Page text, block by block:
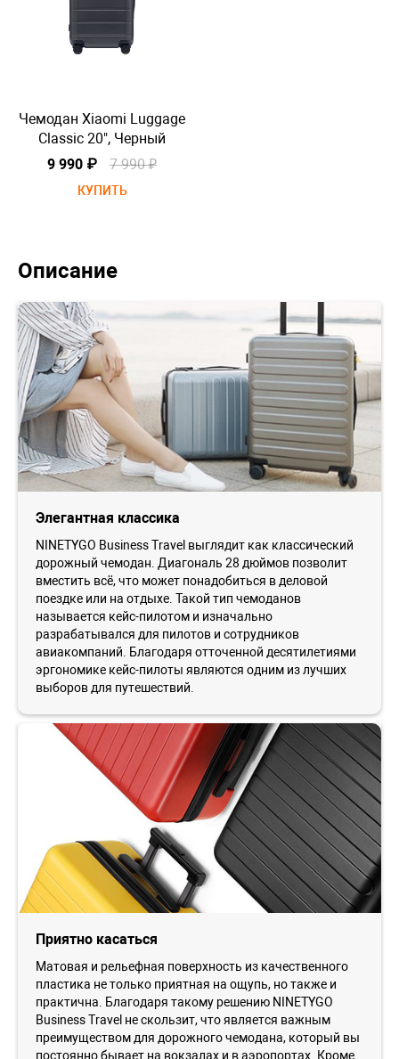
Чемодан Xiaomi Luggage
Classic 20", Черный
9 990 ₽
7 990 ₽
КУПИТЬ
Описание
Элегантная классика
NINETYGO Business Travel выглядит как классический
дорожный чемодан. Диагональ 28 дюймов позволит
вместить всё, что может понадобиться в деловой
поездке или на отдыхе. Такой тип чемоданов
называется кейс-пилотом и изначально
разрабатывался для пилотов и сотрудников
авиакомпаний. Благодаря отточенной десятилетиями
эргономике кейс-пилоты являются одним из лучших
выборов для путешествий.
Приятно касаться
Матовая и рельефная поверхность из качественного
пластика не только приятная на ощупь, но также и
практична. Благодаря такому решению NINETYGO
Business Travel не скользит, что является важным
преимуществом для дорожного чемодана, который вы
постоянно бывает на вокзалах и в аэропортах. Кроме